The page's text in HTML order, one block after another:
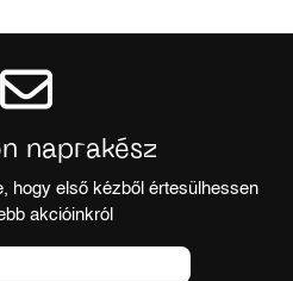
naprakész
hogy első kézből értesülhessen
akcióinkról